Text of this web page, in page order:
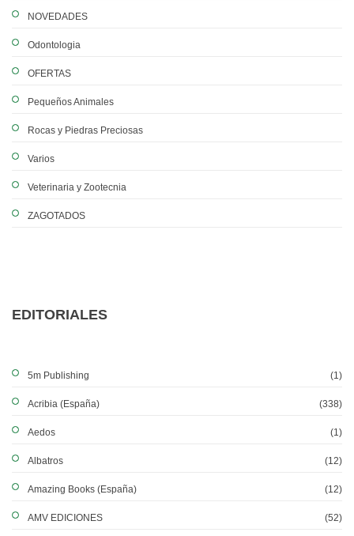
NOVEDADES
Odontologia
OFERTAS
Pequeños Animales
Rocas y Piedras Preciosas
Varios
Veterinaria y Zootecnia
ZAGOTADOS
EDITORIALES
5m Publishing (1)
Acribia (España) (338)
Aedos (1)
Albatros (12)
Amazing Books (España) (12)
AMV EDICIONES (52)